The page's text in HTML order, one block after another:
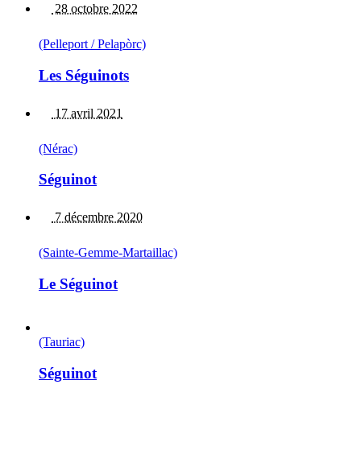
28 octobre 2022
(Pelleport / Pelapòrc)
Les Séguinots
17 avril 2021
(Nérac)
Séguinot
7 décembre 2020
(Sainte-Gemme-Martaillac)
Le Séguinot
(Tauriac)
Séguinot